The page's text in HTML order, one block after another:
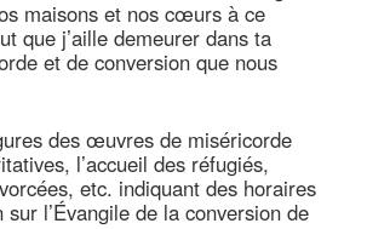
maisons et nos cœurs à ce
que j’aille demeurer dans ta
et de conversion que nous
des œuvres de miséricorde
l’accueil des réfugiés,
etc. indiquant des horaires
l’Évangile de la conversion de